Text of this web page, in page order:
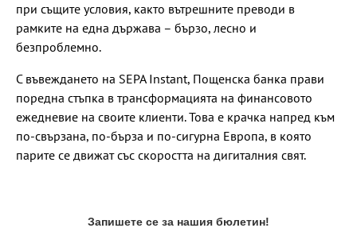
при същите условия, както вътрешните преводи в
рамките на една държава – бързо, лесно и
безпроблемно.
С въвеждането на SEPA Instant, Пощенска банка прави
поредна стъпка в трансформацията на финансовото
ежедневие на своите клиенти. Това е крачка напред към
по-свързана, по-бърза и по-сигурна Европа, в която
парите се движат със скоростта на дигиталния свят.